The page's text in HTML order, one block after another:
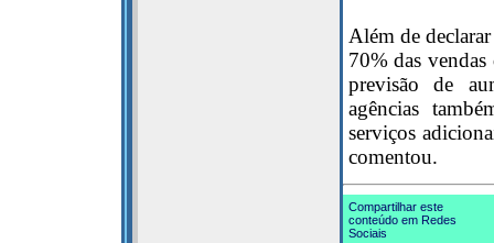
Além de
70% das
previsão de
agências
serviços
comentou.
Compartilhar este
conteúdo em Redes
Sociais